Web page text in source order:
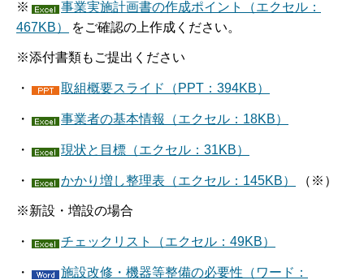
※
事業実施計画書の作成ポイント（エクセル：
467KB）
をご確認の上作成ください。
※添付書類もご提出ください
・ 取組概要スライド（PPT：394KB）
・ 事業者の基本情報（エクセル：18KB）
・ 現状と目標（エクセル：31KB）
・ かかり増し整理表（エクセル：145KB） （※）
※新設・増設の場合
・ チェックリスト（エクセル：49KB）
・
施設改修・機器等整備の必要性（ワード：